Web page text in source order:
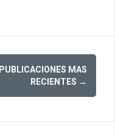
PUBLICACIONES MAS
RECIENTES →